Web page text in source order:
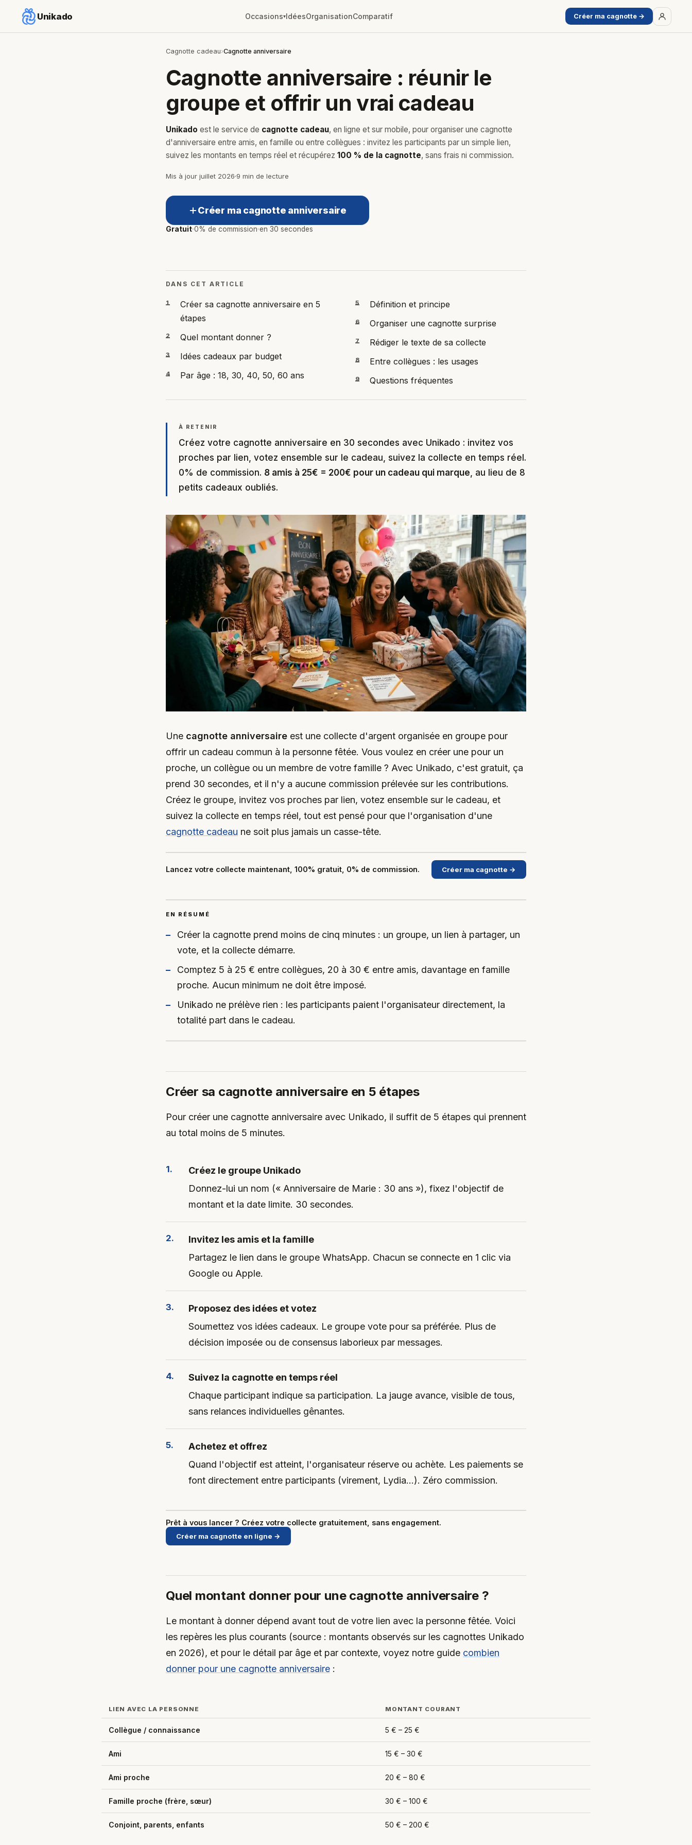
Unikado Occasions▾IdéesOrganisationComparatif Créer ma cagnotte →
Cagnotte cadeau›Cagnotte anniversaire
Cagnotte anniversaire : réunir le
groupe et offrir un vrai cadeau
Unikado est le service de cagnotte cadeau, en ligne et sur mobile, pour organiser une cagnotte
d'anniversaire entre amis, en famille ou entre collègues : invitez les participants par un simple lien,
suivez les montants en temps réel et récupérez 100 % de la cagnotte, sans frais ni commission.
Mis à jour juillet 2026 9 min de lecture
Créer ma cagnotte anniversaire
Gratuit 0% de commission en 30 secondes
DANS CET ARTICLE
1
Créer sa cagnotte anniversaire en 5
étapes
2 Quel montant donner ?
3 Idées cadeaux par budget
4 Par âge : 18, 30, 40, 50, 60 ans
5 Définition et principe
6 Organiser une cagnotte surprise
7 Rédiger le texte de sa collecte
8 Entre collègues : les usages
9 Questions fréquentes
À RETENIR
Créez votre cagnotte anniversaire en 30 secondes avec Unikado : invitez vos
proches par lien, votez ensemble sur le cadeau, suivez la collecte en temps réel.
0% de commission. 8 amis à 25€ = 200€ pour un cadeau qui marque, au lieu de 8
petits cadeaux oubliés.
Une cagnotte anniversaire est une collecte d'argent organisée en groupe pour
offrir un cadeau commun à la personne fêtée. Vous voulez en créer une pour un
proche, un collègue ou un membre de votre famille ? Avec Unikado, c'est gratuit, ça
prend 30 secondes, et il n'y a aucune commission prélevée sur les contributions.
Créez le groupe, invitez vos proches par lien, votez ensemble sur le cadeau, et
suivez la collecte en temps réel, tout est pensé pour que l'organisation d'une
cagnotte cadeau ne soit plus jamais un casse-tête.
Lancez votre collecte maintenant, 100% gratuit, 0% de commission. Créer ma cagnotte →
EN RÉSUMÉ
Créer la cagnotte prend moins de cinq minutes : un groupe, un lien à partager, un
vote, et la collecte démarre.
Comptez 5 à 25 € entre collègues, 20 à 30 € entre amis, davantage en famille
proche. Aucun minimum ne doit être imposé.
Unikado ne prélève rien : les participants paient l'organisateur directement, la
totalité part dans le cadeau.
Créer sa cagnotte anniversaire en 5 étapes
Pour créer une cagnotte anniversaire avec Unikado, il suffit de 5 étapes qui prennent
au total moins de 5 minutes.
Créez le groupe Unikado
Donnez-lui un nom (« Anniversaire de Marie : 30 ans »), fixez l'objectif de
montant et la date limite. 30 secondes.
Invitez les amis et la famille
Partagez le lien dans le groupe WhatsApp. Chacun se connecte en 1 clic via
Google ou Apple.
Proposez des idées et votez
Soumettez vos idées cadeaux. Le groupe vote pour sa préférée. Plus de
décision imposée ou de consensus laborieux par messages.
Suivez la cagnotte en temps réel
Chaque participant indique sa participation. La jauge avance, visible de tous,
sans relances individuelles gênantes.
Achetez et offrez
Quand l'objectif est atteint, l'organisateur réserve ou achète. Les paiements se
font directement entre participants (virement, Lydia…). Zéro commission.
Prêt à vous lancer ? Créez votre collecte gratuitement, sans engagement.
Créer ma cagnotte en ligne →
Quel montant donner pour une cagnotte anniversaire ?
Le montant à donner dépend avant tout de votre lien avec la personne fêtée. Voici
les repères les plus courants (source : montants observés sur les cagnottes Unikado
en 2026), et pour le détail par âge et par contexte, voyez notre guide combien
donner pour une cagnotte anniversaire :
LIEN AVEC LA PERSONNE MONTANT COURANT
Collègue / connaissance 5 € – 25 €
Ami 15 € – 30 €
Ami proche 20 € – 80 €
Famille proche (frère, sœur) 30 € – 100 €
Conjoint, parents, enfants 50 € – 200 €